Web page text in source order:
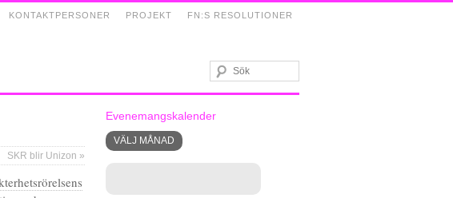
FN:S RESOLUTIONER
PROJEKT
KONTAKTPERSONER
SKR blir Unizon »
Evenemangskalender
VÄLJ MÅNAD